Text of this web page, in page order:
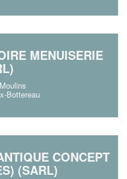
MENUISERIE
Bottereau
CONCEPT
(SARL)